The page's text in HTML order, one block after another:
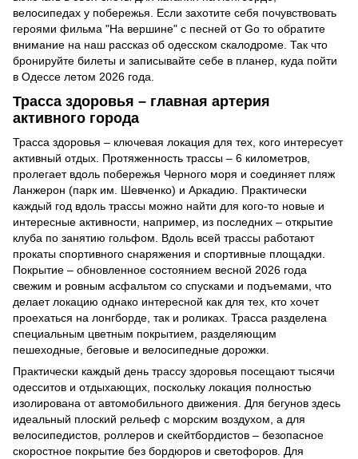
велосипедах у побережья. Если захотите себя почувствовать
героями фильма "На вершине" с песней от Go то обратите
внимание на наш рассказ об одесском скалодроме. Так что
бронируйте билеты и записывайте себе в планер, куда пойти
в Одессе летом 2026 года.
Трасса здоровья – главная артерия
активного города
Трасса здоровья – ключевая локация для тех, кого интересует
активный отдых. Протяженность трассы – 6 километров,
пролегает вдоль побережья Черного моря и соединяет пляж
Ланжерон (парк им. Шевченко) и Аркадию. Практически
каждый год вдоль трассы можно найти для кого-то новые и
интересные активности, например, из последних – открытие
клуба по занятию гольфом. Вдоль всей трассы работают
прокаты спортивного снаряжения и спортивные площадки.
Покрытие – обновленное состоянием весной 2026 года
свежим и ровным асфальтом со спусками и подъемами, что
делает локацию однако интересной как для тех, кто хочет
проехаться на лонгборде, так и роликах. Трасса разделена
специальным цветным покрытием, разделяющим
пешеходные, беговые и велосипедные дорожки.
Практически каждый день трассу здоровья посещают тысячи
одесситов и отдыхающих, поскольку локация полностью
изолирована от автомобильного движения. Для бегунов здесь
идеальный плоский рельеф с морским воздухом, а для
велосипедистов, роллеров и скейтбордистов – безопасное
скоростное покрытие без бордюров и светофоров. Для